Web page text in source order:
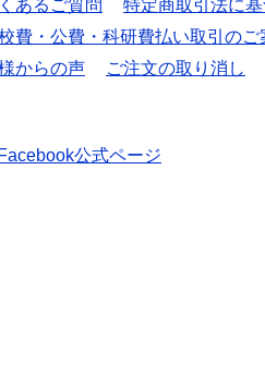
あるご質問
特定商取引法に
費・公費・科研費払い取引のご
からの声 ご注文の取り消し
Facebook公式ページ